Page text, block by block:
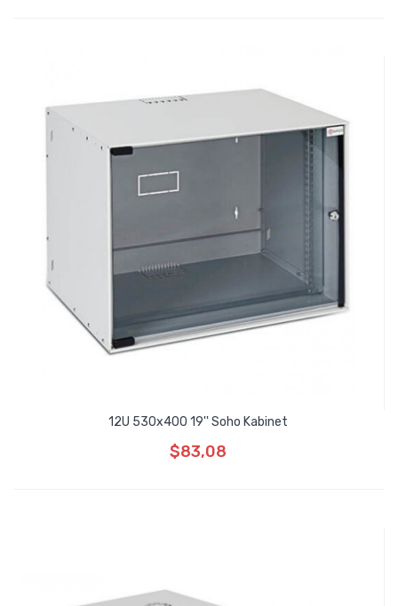
12U 530x400 19'' Soho Kabinet
$83,08